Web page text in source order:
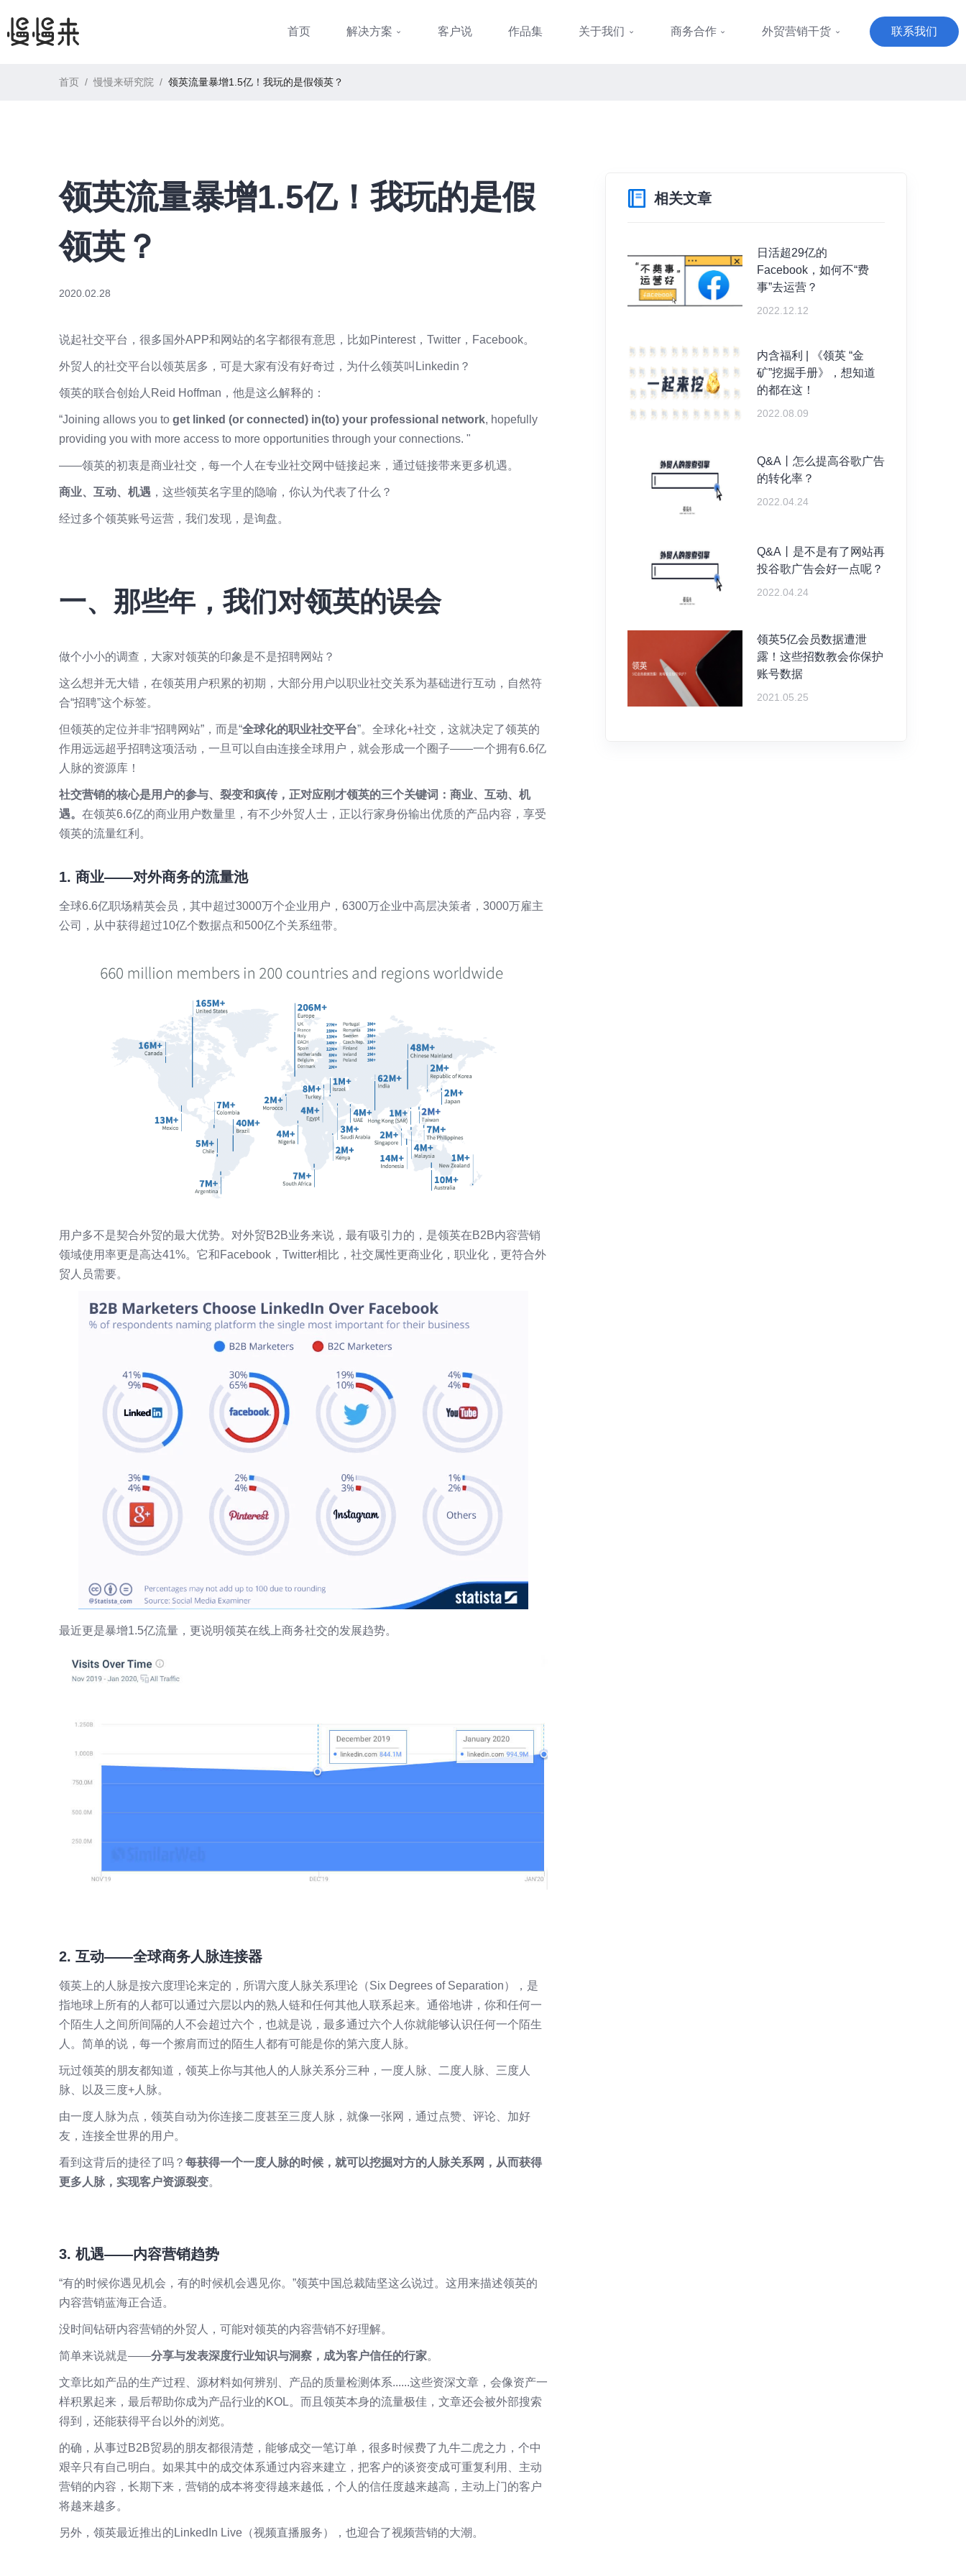
首页 解决方案 客户说 作品集 关于我们 商务合作 外贸营销干货 联系我们
首页 / 慢慢来研究院 / 领英流量暴增1.5亿！我玩的是假领英？
领英流量暴增1.5亿！我玩的是假
领英？
2020.02.28
说起社交平台，很多国外APP和网站的名字都很有意思，比如Pinterest，Twitter，Facebook。
外贸人的社交平台以领英居多，可是大家有没有好奇过，为什么领英叫Linkedin？
领英的联合创始人Reid Hoffman，他是这么解释的：
“Joining allows you to get linked (or connected) in(to) your professional network, hopefully
providing you with more access to more opportunities through your connections. "
——领英的初衷是商业社交，每一个人在专业社交网中链接起来，通过链接带来更多机遇。
商业、互动、机遇 ，这些领英名字里的隐喻，你认为代表了什么？
经过多个领英账号运营，我们发现，是询盘。
一、那些年，我们对领英的误会
做个小小的调查，大家对领英的印象是不是招聘网站？
这么想并无大错，在领英用户积累的初期，大部分用户以职业社交关系为基础进行互动，自然符
合“招聘”这个标签。
但领英的定位并非“招聘网站”，而是“全球化的职业社交平台”。全球化+社交，这就决定了领英的
作用远远超乎招聘这项活动，一旦可以自由连接全球用户，就会形成一个圈子——一个拥有6.6亿
人脉的资源库！
社交营销的核心是用户的参与、裂变和疯传，正对应刚才领英的三个关键词：商业、互动、机
遇。 在领英6.6亿的商业用户数量里，有不少外贸人士，正以行家身份输出优质的产品内容，享受
领英的流量红利。
1. 商业——对外商务的 流量 池
全球6.6亿职场精英会员，其中超过3000万个企业用户，6300万企业中高层决策者，3000万雇主
公司，从中获得超过10亿个数据点和500亿个关系纽带。
用户多不是契合外贸的最大优势。对外贸B2B业务来说，最有吸引力的，是领英在B2B内容营销
领域使用率更是高达41%。它和Facebook，Twitter相比，社交属性更商业化，职业化，更符合外
贸人员需要。
最近更是暴增1.5亿流量，更说明领英在线上商务社交的发展趋势。
2. 互动——全球商务人脉连接器
领英上的人脉是按六度理论来定的，所谓六度人脉关系理论（Six Degrees of Separation），是
指地球上所有的人都可以通过六层以内的熟人链和任何其他人联系起来。通俗地讲，你和任何一
个陌生人之间所间隔的人不会超过六个，也就是说，最多通过六个人你就能够认识任何一个陌生
人。简单的说，每一个擦肩而过的陌生人都有可能是你的第六度人脉。
玩过领英的朋友都知道，领英上你与其他人的人脉关系分三种，一度人脉、二度人脉、三度人
脉、以及三度+人脉。
由一度人脉为点，领英自动为你连接二度甚至三度人脉，就像一张网，通过点赞、评论、加好
友，连接全世界的用户。
看到这背后的捷径了吗？ 每获得一个一度人脉的时候，就可以挖掘对方的人脉关系网，从而获得
更多人脉，实现客户资源裂变。
3. 机遇——内容营销趋势
“有的时候你遇见机会，有的时候机会遇见你。”领英中国总裁陆坚这么说过。这用来描述领英的
内容营销蓝海正合适。
没时间钻研内容营销的外贸人，可能对领英的内容营销不好理解。
简单来说就是——分享与发表深度行业知识与洞察 ，成为客户信任的行家。
文章比如产品的生产过程、源材料如何辨别、产品的质量检测体系......这些资深文章，会像资产一
样积累起来，最后帮助你成为产品行业的KOL。而且领英本身的流量极佳，文章还会被外部搜索
得到，还能获得平台以外的浏览。
的确，从事过B2B贸易的朋友都很清楚，能够成交一笔订单，很多时候费了九牛二虎之力，个中
艰辛只有自己明白。如果其中的成交体系通过内容来建立，把客户的谈资变成可重复利用、主动
营销的内容，长期下来，营销的成本将变得越来越低，个人的信任度越来越高，主动上门的客户
将越来越多。
另外，领英最近推出的LinkedIn Live（视频直播服务），也迎合了视频营销的大潮。
相关文章
日活超29亿的
Facebook，如何不“费
事”去运营？
2022.12.12
内含福利 | 《领英 “金
矿”挖掘手册》，想知道
的都在这！
2022.08.09
Q&A丨怎么提高谷歌广告
的转化率？
2022.04.24
Q&A丨是不是有了网站再
投谷歌广告会好一点呢？
2022.04.24
领英5亿会员数据遭泄
露！这些招数教会你保护
账号数据
2021.05.25